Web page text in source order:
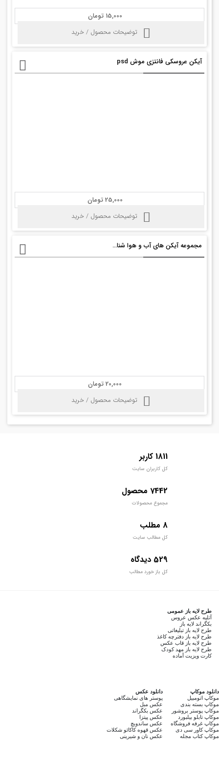
15,000 تومان
توضیحات محصول / خرید
آیکن عروسکی فانتزی موش psd
25,000 تومان
توضیحات محصول / خرید
مجموعه آیکن های آب و هوا شناسی + psd
20,000 تومان
توضیحات محصول / خرید
1811 کاربر
کل کاربران سایت
7442 محصول
مجموع محصولات
8 مطلب
کل مطالب سایت
529 دیدگاه
کل باز خورد مطالب
طرح لایه باز عمومی
آتلیه عکس عروس
بکگراند لایه باز
طرح لایه باز تبلیغاتی
طرح لایه باز دفترچه کاغذ
طرح لایه باز قاب عکس
طرح لایه باز مهد کودک
کارت ویزیت آماده
دانلود موکاپ
موکاپ اتومبیل
موکاپ بسته بندی
موکاپ پوستر بروشور
موکاپ تابلو بیلبورد
موکاپ غرفه فروشگاه
موکاپ کاور سی دی
موکاپ کتاب مجله
دانلود عکس
پوستر های نمایشگاهی
عکس مبل
عکس بکگراند
عکس پیتزا
عکس ساندویچ
عکس قهوه کاکائو شکلات
عکس نان و شیرینی